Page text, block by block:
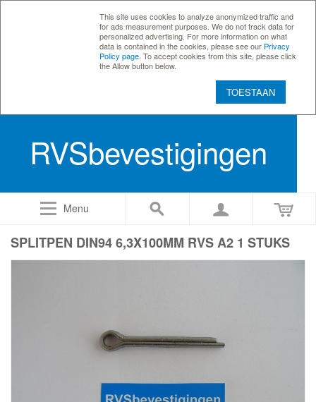
This site uses cookies to analyze anonymized traffic and
for ads measurement purposes. We do not track data for
personalized advertising. For more information on what
data is contained in the cookies, please see our Privacy
Policy page . To accept cookies from this site, please click
the Allow button below.
TOESTAAN
RVSbevestigingen
Menu
SPLITPEN DIN94 6,3X100MM RVS A2 1 STUKS